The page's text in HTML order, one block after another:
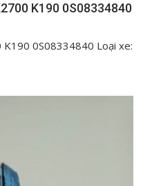
K190 0S08334840
K190 0S08334840 Loại xe: